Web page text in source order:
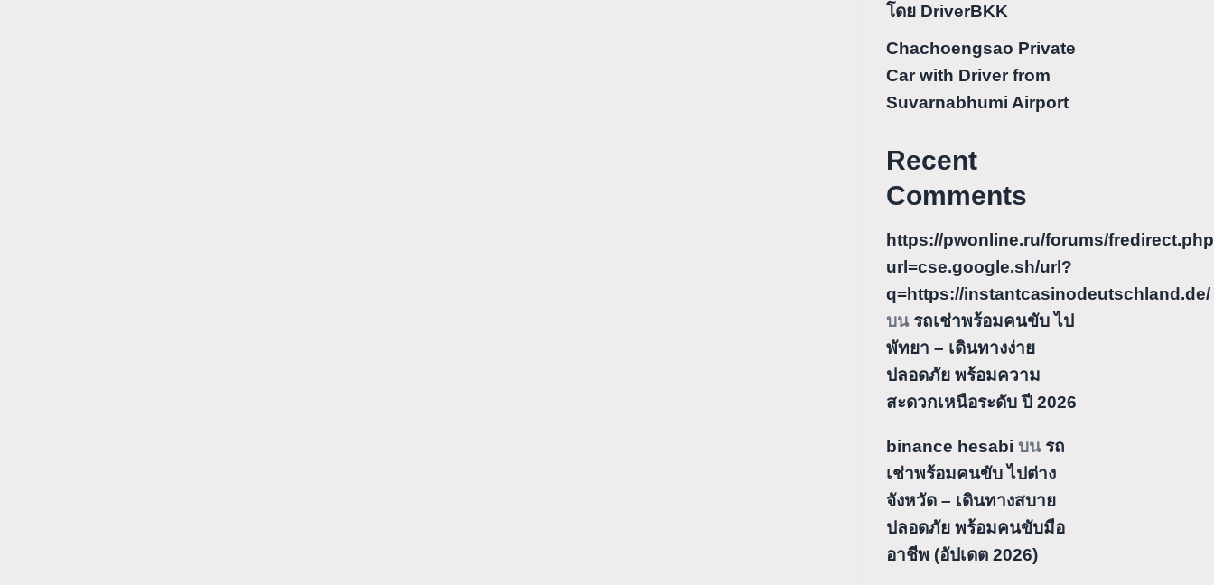
โดย DriverBKK
Chachoengsao Private
Car with Driver from
Suvarnabhumi Airport
Recent
Comments
https://pwonline.ru/forums/
url=cse.google.sh/url?
q=https://instantcasinodeutschland.de/
บน รถเช่าพร้อมคนขับ ไป
พัทยา – เดินทางง่าย
ปลอดภัย พร้อมความ
สะดวกเหนือระดับ ปี 2026
binance hesabi บน รถ
เช่าพร้อมคนขับ ไปต่าง
จังหวัด – เดินทางสบาย
ปลอดภัย พร้อมคนขับมือ
อาชีพ (อัปเดต 2026)